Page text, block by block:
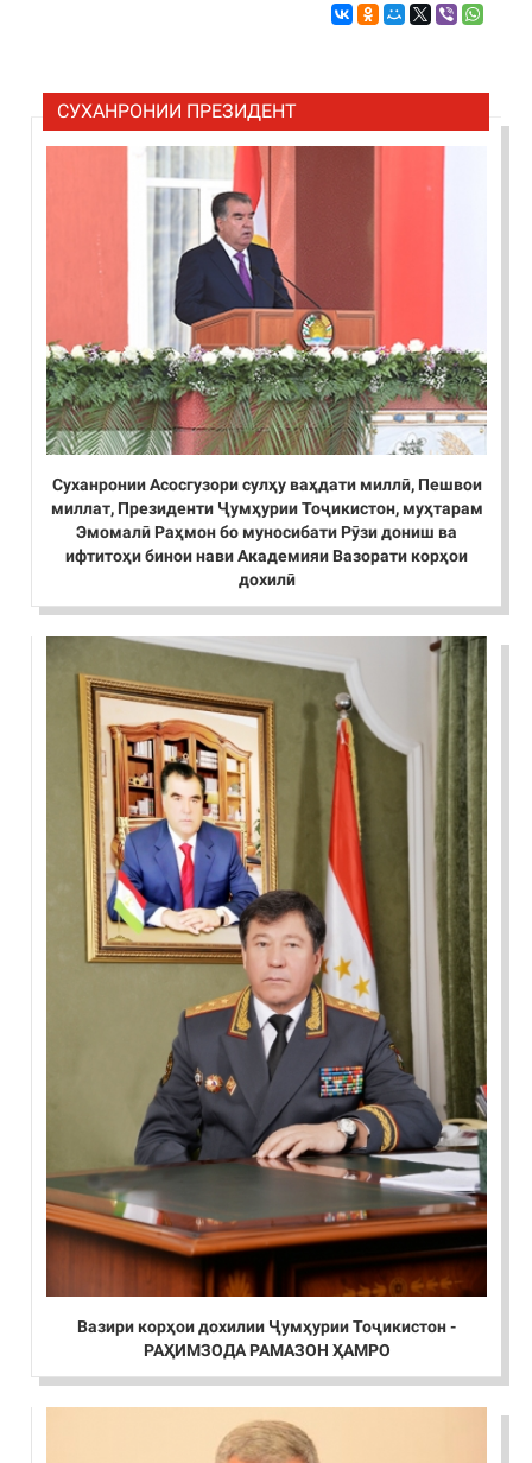
СУХАНРОНИИ ПРЕЗИДЕНТ
Суханронии Асосгузори сулҳу ваҳдати миллӣ, Пешвои
миллат, Президенти Ҷумҳурии Тоҷикистон, муҳтарам
Эмомалӣ Раҳмон бо муносибати Рӯзи дониш ва
ифтитоҳи бинои нави Академияи Вазорати корҳои
дохилӣ
Вазири корҳои дохилии Ҷумҳурии Тоҷикистон -
РАҲИМЗОДА РАМАЗОН ҲАМРО